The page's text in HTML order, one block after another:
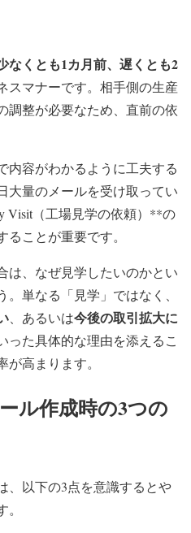
なくとも1カ月前、遅くとも2
スマナーです。相手側の生産
調整が必要なため、直前の依
内容がわかるように工夫する
大量のメールを受け取ってい
Visit（工場見学の依頼）**の
ことが重要です。
は、なぜ見学したいのかとい
単なる「見学」ではなく、
、あるいは今後の取引拡大に
った具体的な理由を添えるこ
高まります。
ル作成時の3つの
、以下の3点を意識するとや